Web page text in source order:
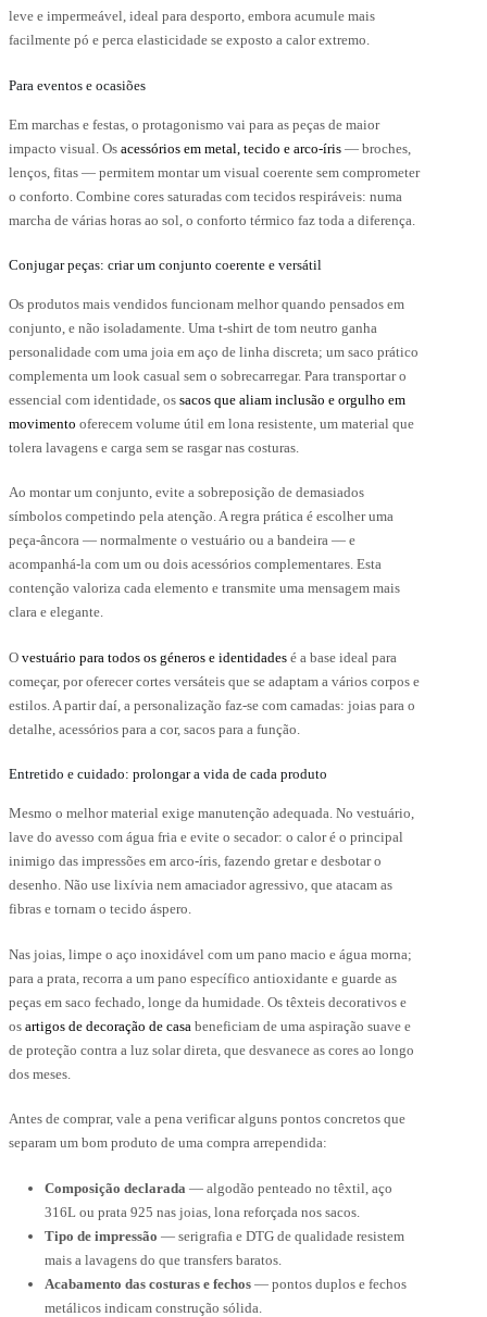
leve e impermeável, ideal para desporto, embora acumule mais
facilmente pó e perca elasticidade se exposto a calor extremo.
Para eventos e ocasiões
Em marchas e festas, o protagonismo vai para as peças de maior
impacto visual. Os acessórios em metal, tecido e arco-íris — broches,
lenços, fitas — permitem montar um visual coerente sem comprometer
o conforto. Combine cores saturadas com tecidos respiráveis: numa
marcha de várias horas ao sol, o conforto térmico faz toda a diferença.
Conjugar peças: criar um conjunto coerente e versátil
Os produtos mais vendidos funcionam melhor quando pensados em
conjunto, e não isoladamente. Uma t-shirt de tom neutro ganha
personalidade com uma joia em aço de linha discreta; um saco prático
complementa um look casual sem o sobrecarregar. Para transportar o
essencial com identidade, os sacos que aliam inclusão e orgulho em
movimento oferecem volume útil em lona resistente, um material que
tolera lavagens e carga sem se rasgar nas costuras.
Ao montar um conjunto, evite a sobreposição de demasiados
símbolos competindo pela atenção. A regra prática é escolher uma
peça-âncora — normalmente o vestuário ou a bandeira — e
acompanhá-la com um ou dois acessórios complementares. Esta
contenção valoriza cada elemento e transmite uma mensagem mais
clara e elegante.
O vestuário para todos os géneros e identidades é a base ideal para
começar, por oferecer cortes versáteis que se adaptam a vários corpos e
estilos. A partir daí, a personalização faz-se com camadas: joias para o
detalhe, acessórios para a cor, sacos para a função.
Entretido e cuidado: prolongar a vida de cada produto
Mesmo o melhor material exige manutenção adequada. No vestuário,
lave do avesso com água fria e evite o secador: o calor é o principal
inimigo das impressões em arco-íris, fazendo gretar e desbotar o
desenho. Não use lixívia nem amaciador agressivo, que atacam as
fibras e tornam o tecido áspero.
Nas joias, limpe o aço inoxidável com um pano macio e água morna;
para a prata, recorra a um pano específico antioxidante e guarde as
peças em saco fechado, longe da humidade. Os têxteis decorativos e
os artigos de decoração de casa beneficiam de uma aspiração suave e
de proteção contra a luz solar direta, que desvanece as cores ao longo
dos meses.
Antes de comprar, vale a pena verificar alguns pontos concretos que
separam um bom produto de uma compra arrependida:
Composição declarada — algodão penteado no têxtil, aço
316L ou prata 925 nas joias, lona reforçada nos sacos.
Tipo de impressão — serigrafia e DTG de qualidade resistem
mais a lavagens do que transfers baratos.
Acabamento das costuras e fechos— pontos duplos e fechos
metálicos indicam construção sólida.